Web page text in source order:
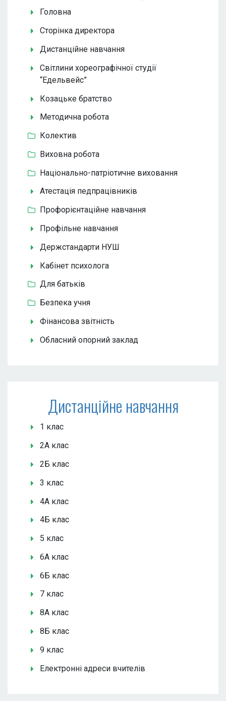
Головна
Сторінка директора
Дистанційне навчання
Світлини хореографічної студії
“Едельвейс”
Козацьке братство
Методична робота
Колектив
Виховна робота
Національно-патріотичне виховання
Атестація педпрацівників
Профорієнтаційне навчання
Профільне навчання
Держстандарти НУШ
Кабінет психолога
Для батьків
Безпека учня
Фінансова звітність
Обласний опорний заклад
Дистанційне навчання
1 клас
2А клас
2Б клас
3 клас
4А клас
4Б клас
5 клас
6А клас
6Б клас
7 клас
8А клас
8Б клас
9 клас
Електронні адреси вчителів